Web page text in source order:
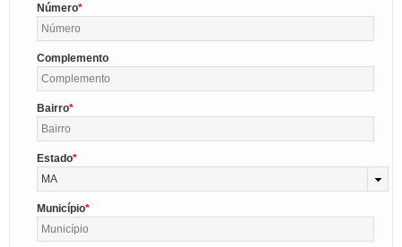
Número
Complemento
Bairro
Estado
MA
Município